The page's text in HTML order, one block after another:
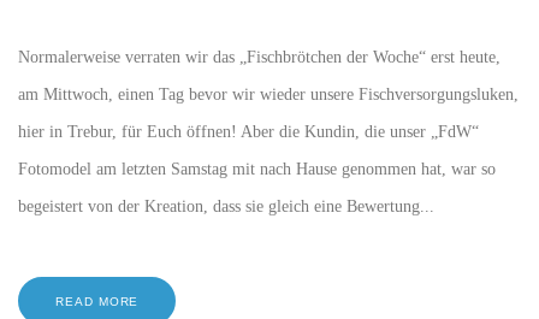
Normalerweise verraten wir das „Fischbrötchen der Woche“ erst heute,
am Mittwoch, einen Tag bevor wir wieder unsere Fischversorgungsluken,
hier in Trebur, für Euch öffnen! Aber die Kundin, die unser „FdW“
Fotomodel am letzten Samstag mit nach Hause genommen hat, war so
begeistert von der Kreation, dass sie gleich eine Bewertung...
READ MORE